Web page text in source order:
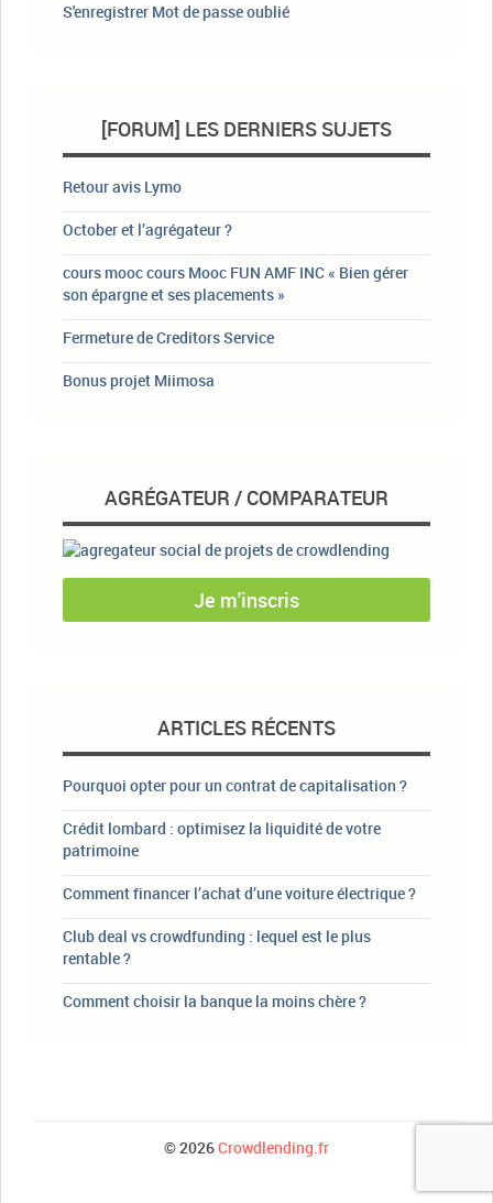
S'enregistrer Mot de passe oublié
[FORUM] LES DERNIERS SUJETS
Retour avis Lymo
October et l’agrégateur ?
cours mooc cours Mooc FUN AMF INC « Bien gérer
son épargne et ses placements »
Fermeture de Creditors Service
Bonus projet Miimosa
AGRÉGATEUR / COMPARATEUR
Je m'inscris
ARTICLES RÉCENTS
Pourquoi opter pour un contrat de capitalisation ?
Crédit lombard : optimisez la liquidité de votre
patrimoine
Comment financer l’achat d’une voiture électrique ?
Club deal vs crowdfunding : lequel est le plus
rentable ?
Comment choisir la banque la moins chère ?
© 2026Crowdlending.fr